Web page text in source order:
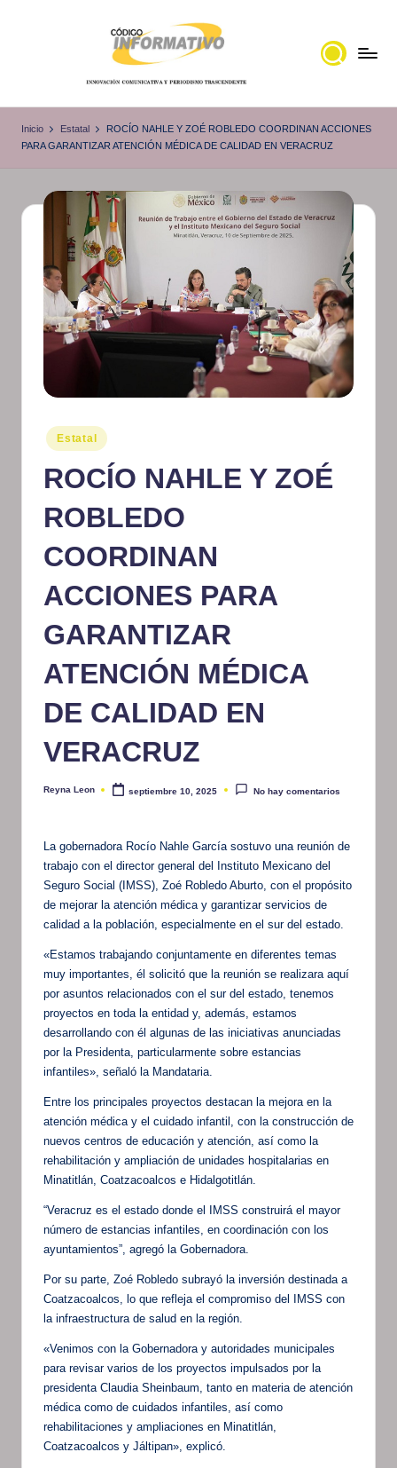
ó
i
g
o
I
n
f
r
m
at
iv
o
noticias
Inicio Estatal
ROCÍO NAHLE Y ZOÉ ROBLEDO COORDINAN ACCIONES
PARA GARANTIZAR ATENCIÓN MÉDICA DE CALIDAD EN VERACRUZ
Publicado
en
Estatal
ROCÍO NAHLE Y ZOÉ
ROBLEDO
COORDINAN
ACCIONES PARA
GARANTIZAR
ATENCIÓN MÉDICA
DE CALIDAD EN
VERACRUZ
Publicado
Reyna Leon septiembre 10, 2025 No hay comentarios
La gobernadora Rocío Nahle García sostuvo una reunión de
trabajo con el director general del Instituto Mexicano del
Seguro Social (IMSS), Zoé Robledo Aburto, con el propósito
de mejorar la atención médica y garantizar servicios de
calidad a la población, especialmente en el sur del estado.
«Estamos trabajando conjuntamente en diferentes temas
muy importantes, él solicitó que la reunión se realizara aquí
por asuntos relacionados con el sur del estado, tenemos
proyectos en toda la entidad y, además, estamos
desarrollando con él algunas de las iniciativas anunciadas
por la Presidenta, particularmente sobre estancias
infantiles», señaló la Mandataria.
Entre los principales proyectos destacan la mejora en la
atención médica y el cuidado infantil, con la construcción de
nuevos centros de educación y atención, así como la
rehabilitación y ampliación de unidades hospitalarias en
Minatitlán, Coatzacoalcos e Hidalgotitlán.
“Veracruz es el estado donde el IMSS construirá el mayor
número de estancias infantiles, en coordinación con los
ayuntamientos”, agregó la Gobernadora.
Por su parte, Zoé Robledo subrayó la inversión destinada a
Coatzacoalcos, lo que refleja el compromiso del IMSS con
la infraestructura de salud en la región.
«Venimos con la Gobernadora y autoridades municipales
para revisar varios de los proyectos impulsados por la
presidenta Claudia Sheinbaum, tanto en materia de atención
médica como de cuidados infantiles, así como
rehabilitaciones y ampliaciones en Minatitlán,
Coatzacoalcos y Jáltipan», explicó.